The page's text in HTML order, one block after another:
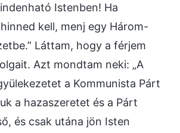
Istenben! Ha
kell, menj egy Három-
Láttam, hogy a férjem
Azt mondtam neki: „A
a Kommunista Párt
a hazaszeretet és a Párt
és csak utána jön Isten